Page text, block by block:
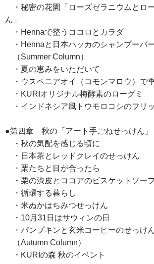
・秘密の花園「ローズゼラニウムとロ
ん」
・Hennaで整うココロとカラダ
・Hennaと日本ハッカのシャンプーバ
（Summer Column）
・夏の恵みをいただいて
・ウスベニアオイ（コモンマロウ）で
・KURIオリジナル梅酵素のローグミ
・インドネシア風トウモロコシのフリ
●第四章 秋の「アート手ごねせっけん」
・秋の気配を感じる頃に
・日本茶とレッドクレイのせっけん
・栗たちと目が合ったら
・栗の渋皮とココアのビスケットソー
・循環する暮らし
・米ぬかはちみつせっけん
・10月31日はサウィンの日
・パンプキンと玄米コーヒーのせっけ
（Autumn Column）
・KURIの森 秋のイベント